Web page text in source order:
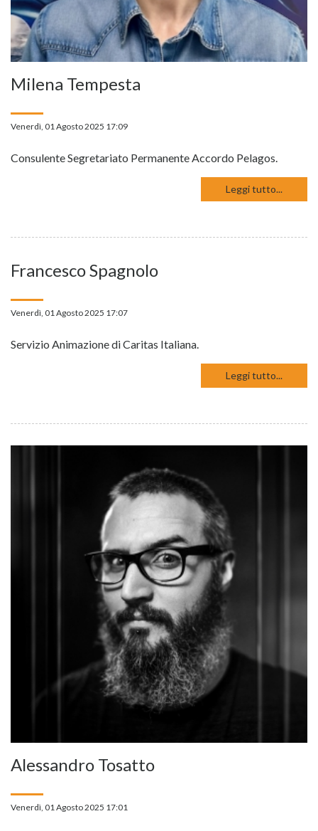
Milena Tempesta
Venerdì, 01 Agosto 2025 17:09
Consulente Segretariato Permanente Accordo Pelagos.
Leggi tutto...
Francesco Spagnolo
Venerdì, 01 Agosto 2025 17:07
Servizio Animazione di Caritas Italiana.
Leggi tutto...
Alessandro Tosatto
Venerdì, 01 Agosto 2025 17:01